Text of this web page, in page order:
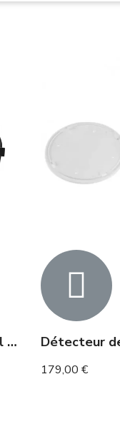
Montre digital caméra Full HD 2h
179,00 €